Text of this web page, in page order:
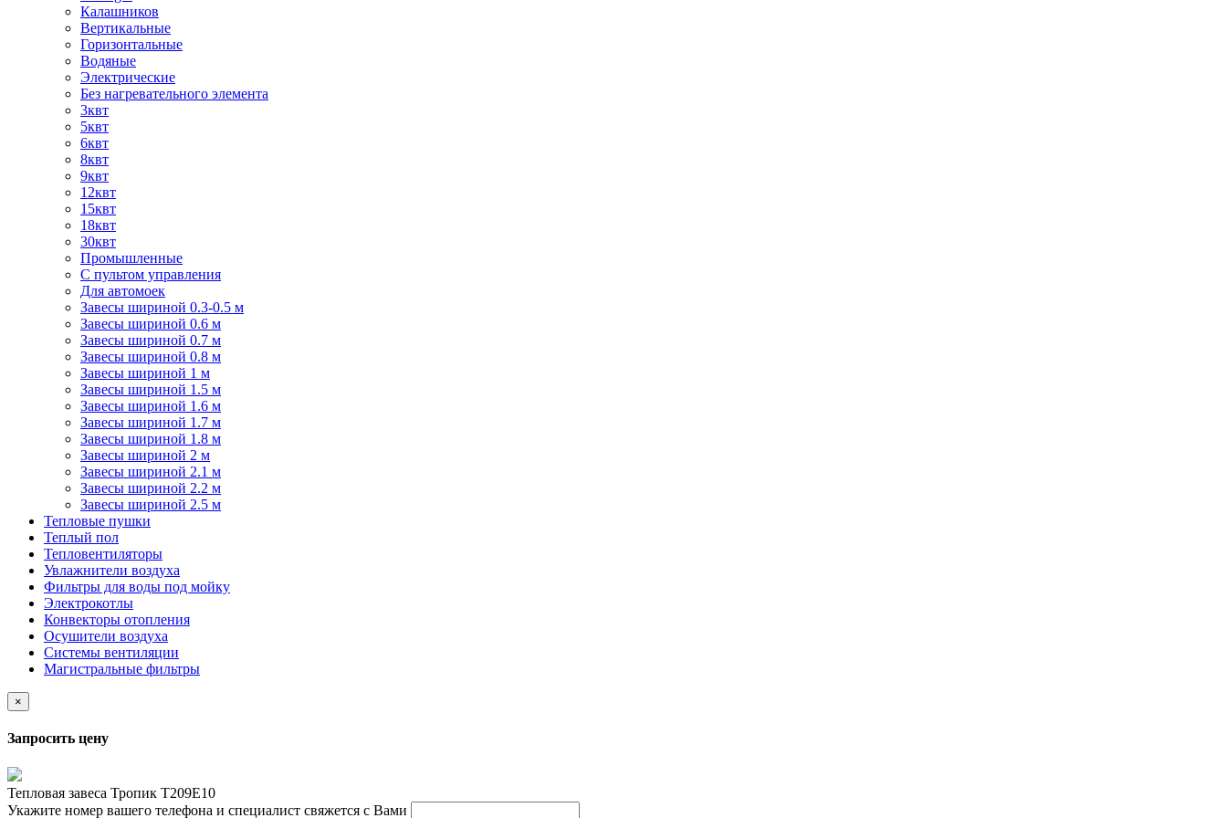
Калашников
Вертикальные
Горизонтальные
Водяные
Электрические
Без нагревательного элемента
3квт
5квт
6квт
8квт
9квт
12квт
15квт
18квт
30квт
Промышленные
С пультом управления
Для автомоек
Завесы шириной 0.3-0.5 м
Завесы шириной 0.6 м
Завесы шириной 0.7 м
Завесы шириной 0.8 м
Завесы шириной 1 м
Завесы шириной 1.5 м
Завесы шириной 1.6 м
Завесы шириной 1.7 м
Завесы шириной 1.8 м
Завесы шириной 2 м
Завесы шириной 2.1 м
Завесы шириной 2.2 м
Завесы шириной 2.5 м
Тепловые пушки
Теплый пол
Тепловентиляторы
Увлажнители воздуха
Фильтры для воды под мойку
Электрокотлы
Конвекторы отопления
Осушители воздуха
Системы вентиляции
Магистральные фильтры
×
Запросить цену
Тепловая завеса Тропик Т209Е10
Укажите номер вашего телефона и специалист свяжется с Вами